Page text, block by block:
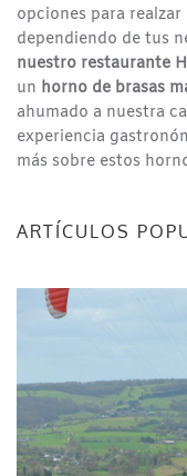
opciones para
dependiendo de tus
nuestro restaurante
un horno de brasas
ahumado a nuestra
experiencia
más sobre estos
ARTÍCULOS